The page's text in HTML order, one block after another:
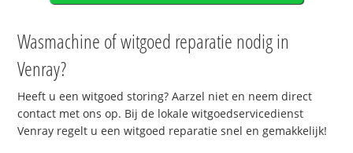
Wasmachine of witgoed reparatie nodig in
Venray?
Heeft u een witgoed storing? Aarzel niet en neem direct
contact met ons op. Bij de lokale witgoedservicedienst
Venray regelt u een witgoed reparatie snel en gemakkelijk!